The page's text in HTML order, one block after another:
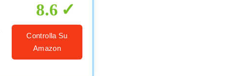
8.6
Controlla Su
Amazon